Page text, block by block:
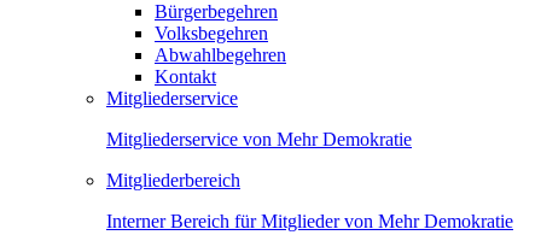
Bürgerbegehren
Volksbegehren
Abwahlbegehren
Kontakt
Mitgliederservice
Mitgliederservice von Mehr Demokratie
Mitgliederbereich
Interner Bereich für Mitglieder von Mehr Demokratie